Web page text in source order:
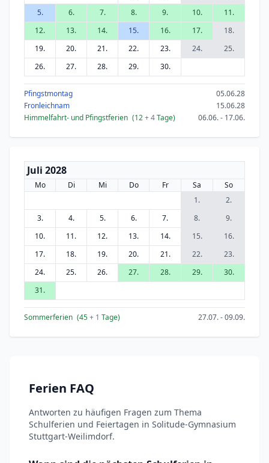
5.
6. 7. 8. 9. 10.
11.
12.
13. 14. 15. 16. 17.
18.
19.
20. 21. 22. 23. 24.
25.
26.
27. 28. 29. 30.
Pfingstmontag
05.06.28
Fronleichnam
15.06.28
Himmelfahrt- und Pfingstferien (12+ 4Tage) 06.06. - 17.06.
Juli 2028
Mo Di Mi Do Fr Sa
So
1.
2.
3.
4. 5. 6. 7. 8.
9.
10.
11. 12. 13. 14. 15.
16.
17.
18. 19. 20. 21. 22.
23.
24.
25. 26. 27. 28. 29.
30.
31.
Sommerferien (45+ 1 Tage) 27.07. - 09.09.
Ferien FAQ
Antworten zu häufigen Fragen zum Thema
Schulferien und Feiertagen in Solitude-Gymnasium
Stuttgart-Weilimdorf.